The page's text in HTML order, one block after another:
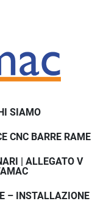
SIAMO
CNC BARRE RAME
| ALLEGATO V
– INSTALLAZIONE